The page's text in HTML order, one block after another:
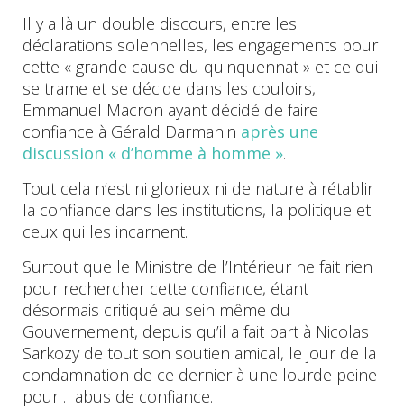
Il y a là un double discours, entre les
déclarations solennelles, les engagements pour
cette « grande cause du quinquennat » et ce qui
se trame et se décide dans les couloirs,
Emmanuel Macron ayant décidé de faire
confiance à Gérald Darmanin après une
discussion « d’homme à homme ».
Tout cela n’est ni glorieux ni de nature à rétablir
la confiance dans les institutions, la politique et
ceux qui les incarnent.
Surtout que le Ministre de l’Intérieur ne fait rien
pour rechercher cette confiance, étant
désormais critiqué au sein même du
Gouvernement, depuis qu’il a fait part à Nicolas
Sarkozy de tout son soutien amical, le jour de la
condamnation de ce dernier à une lourde peine
pour… abus de confiance.